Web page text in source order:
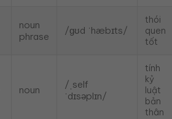
noun
phrase
/ɡʊd ˈhæbɪts/
thói
quen
tốt
noun
/ˌself
ˈdɪsəplɪn/
tính
kỷ
luật
bản
thân